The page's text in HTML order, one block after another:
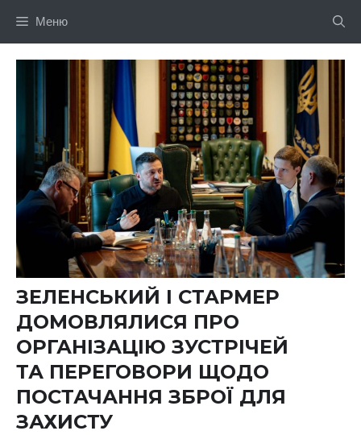
Меню
ЗЕЛЕНСЬКИЙ І СТАРМЕР
ДОМОВЛЯЛИСЯ ПРО
ОРГАНІЗАЦІЮ ЗУСТРІЧЕЙ
ТА ПЕРЕГОВОРИ ЩОДО
ПОСТАЧАННЯ ЗБРОЇ ДЛЯ
ЗАХИСТУ